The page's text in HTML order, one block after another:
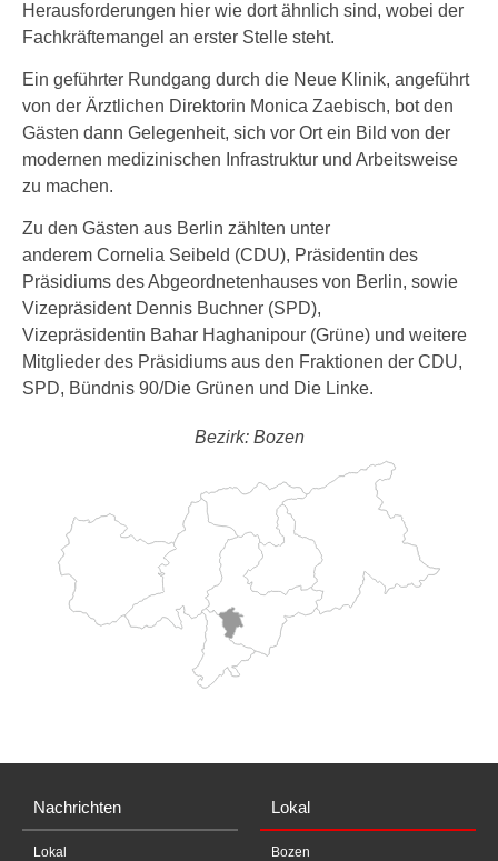
Herausforderungen hier wie dort ähnlich sind, wobei der
Fachkräftemangel an erster Stelle steht.
Ein geführter Rundgang durch die Neue Klinik, angeführt
von der Ärztlichen Direktorin Monica Zaebisch, bot den
Gästen dann Gelegenheit, sich vor Ort ein Bild von der
modernen medizinischen Infrastruktur und Arbeitsweise
zu machen.
Zu den Gästen aus Berlin zählten unter
anderem Cornelia Seibeld (CDU), Präsidentin des
Präsidiums des Abgeordnetenhauses von Berlin, sowie
Vizepräsident Dennis Buchner (SPD),
Vizepräsidentin Bahar Haghanipour (Grüne) und weitere
Mitglieder des Präsidiums aus den Fraktionen der CDU,
SPD, Bündnis 90/Die Grünen und Die Linke.
Bezirk: Bozen
Nachrichten
Lokal
Lokal
Bozen